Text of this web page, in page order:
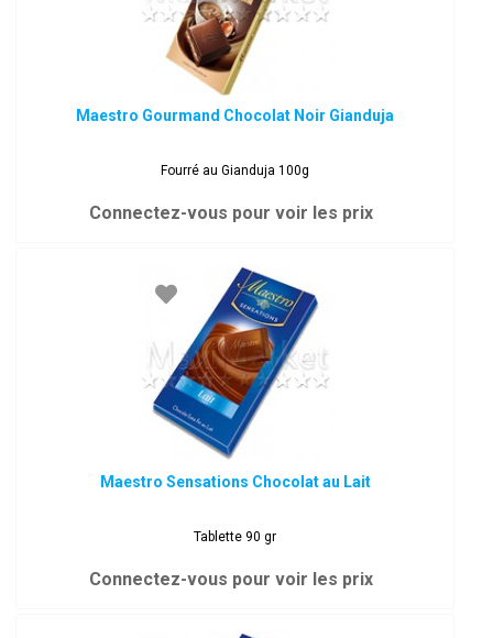
Maestro Gourmand Chocolat Noir Gianduja
Fourré au Gianduja 100g
Connectez-vous pour voir les prix
Maestro Sensations Chocolat au Lait
Tablette 90 gr
Connectez-vous pour voir les prix